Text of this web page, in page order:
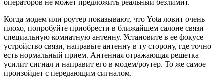
операторов не может предложить реальный безлимит.
Когда модем или роутер показывают, что Yota ловит очень
плохо, попробуйте приобрести в ближайшем салоне связи
специальную комнатную антенну. Установите в ее фокусе
устройство связи, направьте антенну в ту сторону, где точно
есть нормальный прием. Антенная отражающая решетка
усилит сигнал и направит его в модем/роутер. То же самое
произойдет с передающим сигналом.